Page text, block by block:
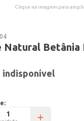
Clique na imagem para
Natural Betânia
indisponível